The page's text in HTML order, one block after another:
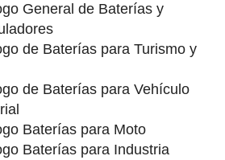
General de Baterías y
de Baterías para Turismo y
de Baterías para Vehículo
Baterías para Moto
Baterías para Industria